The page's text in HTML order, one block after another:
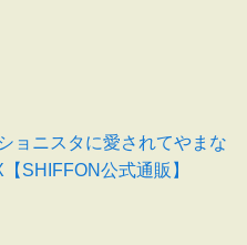
ョニスタに愛されてやまな
SHIFFON公式通販】